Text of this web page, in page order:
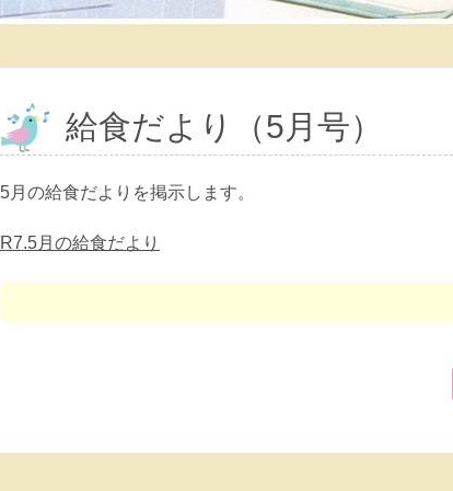
給食だより（5月号）
5月の給食だよりを掲示します。
R7.5月の給食だより